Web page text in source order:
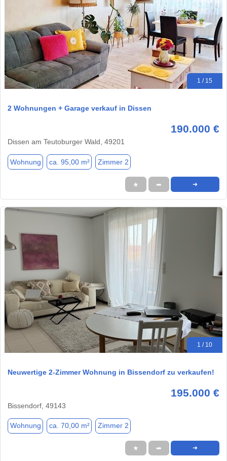
1 / 15
2 Wohnungen + Garage verkauf in Dissen
190.000 €
Dissen am Teutoburger Wald, 49201
Wohnung ca. 95,00 m² Zimmer 2
★ ➦ ➜
1 / 10
Neuwertige 2-Zimmer Wohnung in Bissendorf zu verkaufen!
195.000 €
Bissendorf, 49143
Wohnung ca. 70,00 m² Zimmer 2
★ ➦ ➜